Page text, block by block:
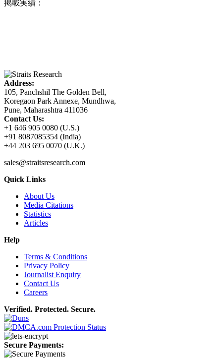
掲載実績：
Address:
105, Panchshil The Golden Bell,
Koregaon Park Annexe, Mundhwa,
Pune, Maharashtra 411036
Contact Us:
+1 646 905 0080 (U.S.)
+91 8087085354 (India)
+44 203 695 0070 (U.K.)
sales@straitsresearch.com
Quick Links
About Us
Media Citations
Statistics
Articles
Help
Terms & Conditions
Privacy Policy
Journalist Enquiry
Contact Us
Careers
Verified. Protected. Secure.
Secure Payments: